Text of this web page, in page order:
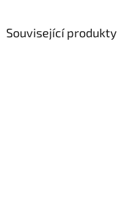
Související produkty